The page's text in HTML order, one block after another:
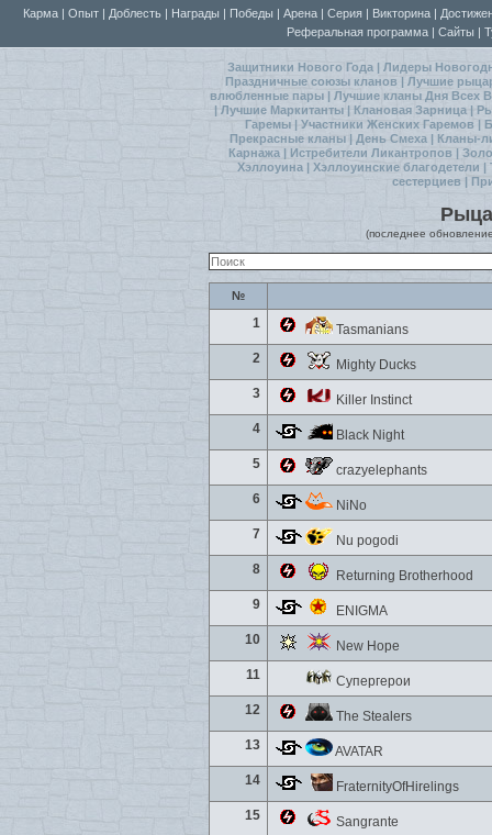
Карма| Опыт| Доблесть| Награды Победы Арена| Серия| Викторина|
Реферальная программа
Сайты
Защитники Нового Года | Лидеры
Праздничные союзы кланов | Лучшие
влюбленные пары | Лучшие кланы Дня Всех
| Лучшие Маркитанты | Клановая Зарница |
Гаремы | Участники Женских Гаремов |
Прекрасные кланы | День Смеха | Кланы-
Карнажа | Истребители Ликантропов |
Хэллоуина | Хэллоуинские благодетели |
сестерциев |
(последнее
№
1
Tasmanians
2
Mighty Ducks
3
Killer Instinct
4
Black Night
5
crazyelephants
6
NiNo
7
Nu pogodi
8
Returning Brotherhood
9
ENIGMA
10
New Hope
11
Супергерои
12
The Stealers
13
AVATAR
14
FraternityOfHirelings
15
Sangrante